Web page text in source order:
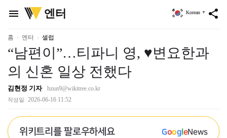
menu
위
키
리
엔터 share
Korean ▼
홈 엔터 셀럽
“남편이”…티파니 영, ♥변요한과
의 신혼 일상 전했다
김현정 기자 hzun9@wikitree.co.kr
작성일 2026-06-16 11:52
위키트리를 팔로우하세요 GoogleNews